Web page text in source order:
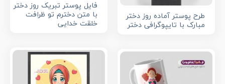
فایل پوستر تبریک روز دختر
با متن دخترم تو ظرافت
خلقت خدایی
طرح پوستر آماده روز دختر
مبارک با تایپوگرافی دختر